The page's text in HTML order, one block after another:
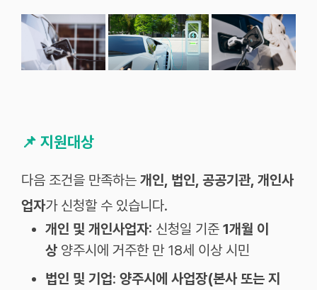
📌 지원대상
다음 조건을 만족하는 개인, 법인, 공공기관, 개인사
업자가 신청할 수 있습니다.
개인 및 개인사업자: 신청일 기준 1개월 이
상 양주시에 거주한 만 18세 이상 시민
법인 및 기업: 양주시에 사업장(본사 또는 지